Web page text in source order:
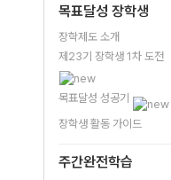
목표달성 장학생
장학제도 소개
제23기 장학생 1차 도전
목표달성 성공기
장학생 활동 가이드
주간완전학습